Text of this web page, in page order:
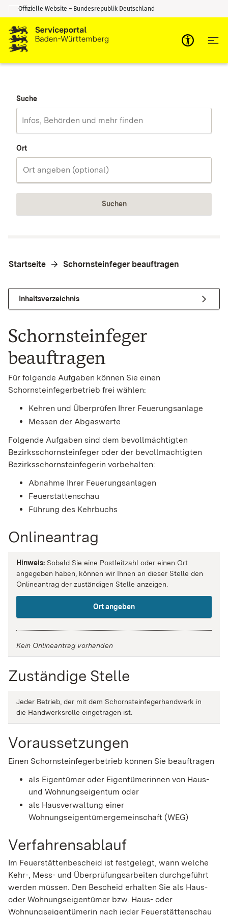
Zum Inhalt springen
Zur Suche springen
Offizielle Website – Bundesrepublik Deutschland
Suche
Ort
Suchen
Startseite Schornsteinfeger beauftragen
Inhaltsverzeichnis
Schornsteinfeger
beauftragen
Für folgende Aufgaben können Sie einen
Schornsteinfegerbetrieb frei wählen:
Kehren und Überprüfen Ihrer Feuerungsanlage
Messen der Abgaswerte
Folgende Aufgaben sind dem bevollmächtigten
Bezirksschornsteinfeger oder der bevollmächtigten
Bezirksschornsteinfegerin vorbehalten:
Abnahme Ihrer Feuerungsanlagen
Feuerstättenschau
Führung des Kehrbuchs
Onlineantrag
Hinweis: Sobald Sie eine Postleitzahl oder einen Ort
angegeben haben, können wir Ihnen an dieser Stelle den
Onlineantrag der zuständigen Stelle anzeigen.
Ort angeben
Kein Onlineantrag vorhanden
Zuständige Stelle
Jeder Betrieb, der mit dem Schornsteinfegerhandwerk in
die Handwerksrolle eingetragen ist.
Voraussetzungen
Einen Schornsteinfegerbetrieb können Sie beauftragen
als Eigentümer oder Eigentümerinnen von Haus-
und Wohnungseigentum oder
als Hausverwaltung einer
Wohnungseigentümergemeinschaft (WEG)
Verfahrensablauf
Im Feuerstättenbescheid ist festgelegt, wann welche
Kehr-, Mess- und Überprüfungsarbeiten durchgeführt
werden müssen. Den Bescheid erhalten Sie als Haus-
oder Wohnungseigentümer bzw. Haus- oder
Wohnungseigentümerin nach jeder Feuerstättenschau